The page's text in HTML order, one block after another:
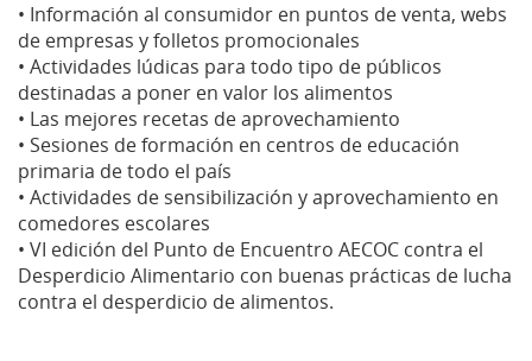
• Información al consumidor en puntos de venta, webs
de empresas y folletos promocionales
• Actividades lúdicas para todo tipo de públicos
destinadas a poner en valor los alimentos
• Las mejores recetas de aprovechamiento
• Sesiones de formación en centros de educación
primaria de todo el país
• Actividades de sensibilización y aprovechamiento en
comedores escolares
• VI edición del Punto de Encuentro AECOC contra el
Desperdicio Alimentario con buenas prácticas de lucha
contra el desperdicio de alimentos.